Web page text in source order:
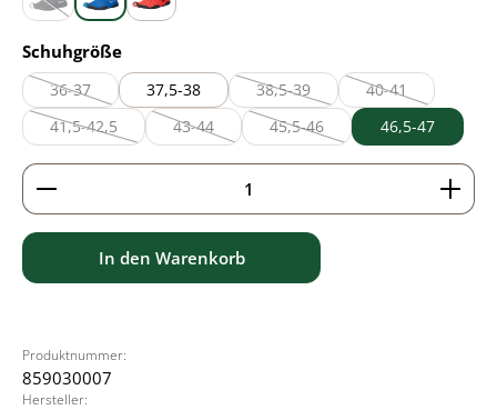
black
(Diese Option ist zurzeit nicht verfügbar.)
blue red
Schuhgrößeauswählen
36-37
(Diese Option ist zurzeit nicht verfügbar.)
37,5-38 38,5-39
(Diese Option ist zurzeit nicht
40-41
(Diese Option ist
41,5-42,5
(Diese Option ist zurzeit nicht verfügbar.)
43-44
(Diese Option ist zurzeit nicht verfügbar.)
45,5-46
(Diese Option ist zurzeit nicht
46,5-47
Produkt Anzahl: Gib den gewünschten Wert ein
In den Warenkorb
Produktnummer:
859030007
Hersteller: